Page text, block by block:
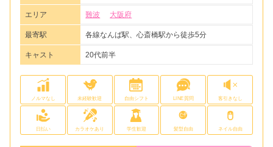
エリア 難波 大阪府
最寄駅 各線なんば駅、心斎橋駅から徒歩5分
キャスト 20代前半
ノルマなし 未経験歓迎 自由シフト LINE質問 客引きなし
日払い カラオケあり 学生歓迎 髪型自由 ネイル自由